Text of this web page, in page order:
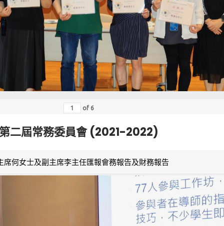
of 6
二屆常務委員會 (2021-2022)
席何女士及副主席李主任匯報會務報告及財務報告